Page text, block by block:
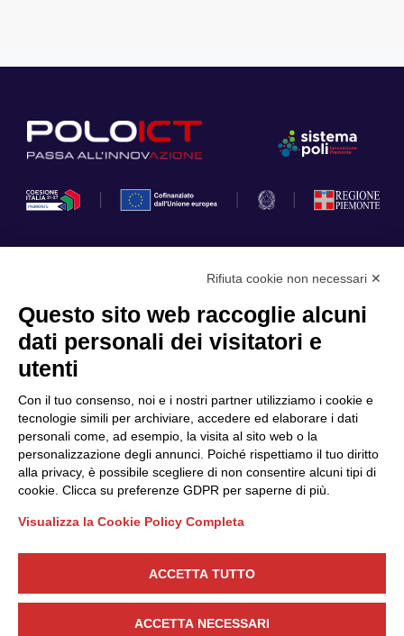
Cookie Policy
Scopri il Polo
Partner
Finanziamenti e bandi
Internazionalizzazione
News & Eventi
Privacy
Seguici
CONTATTACI
Rifiuta cookie non necessari ✕
Questo sito web raccoglie alcuni
dati personali dei visitatori e
utenti
Con il tuo consenso, noi e i nostri partner utilizziamo i cookie e
tecnologie simili per archiviare, accedere ed elaborare i dati
personali come, ad esempio, la visita al sito web o la
personalizzazione degli annunci. Poiché rispettiamo il tuo diritto
alla privacy, è possibile scegliere di non consentire alcuni tipi di
cookie. Clicca su preferenze GDPR per saperne di più.
Visualizza la Cookie Policy Completa
ACCETTA TUTTO
ACCETTA NECESSARI